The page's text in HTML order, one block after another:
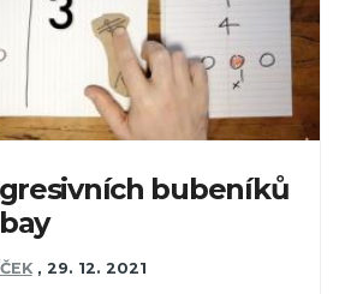
bubeníků
, 29. 12. 2021